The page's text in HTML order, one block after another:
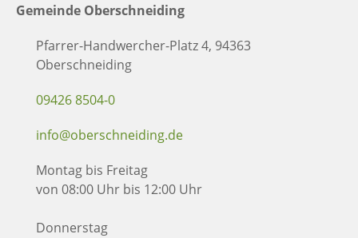
Gemeinde Oberschneiding
Pfarrer-Handwercher-Platz 4, 94363
Oberschneiding
09426 8504-0
info@oberschneiding.de
Montag bis Freitag
von 08:00 Uhr bis 12:00 Uhr
Donnerstag